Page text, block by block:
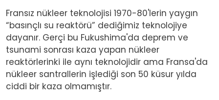
Fransız nükleer teknolojisi 1970-80'lerin yaygın
“basınçlı su reaktörü” dediğimiz teknolojiye
dayanır. Gerçi bu Fukushima'da deprem ve
tsunami sonrası kaza yapan nükleer
reaktörlerinki ile aynı teknolojidir ama Fransa'da
nükleer santrallerin işlediği son 50 küsur yılda
ciddi bir kaza olmamıştır.